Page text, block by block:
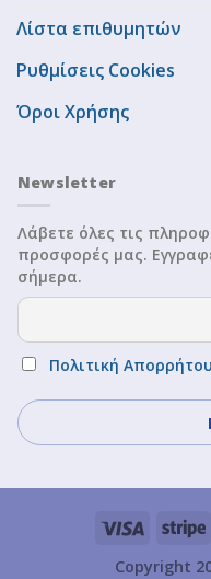
Λίστα επιθυμητών
Ρυθμίσεις Cookies
Όροι Χρήσης
Newsletter
Λάβετε όλες τις
προσφορές μας.
σήμερα.
Πολιτική Απορρήτου
Copyright